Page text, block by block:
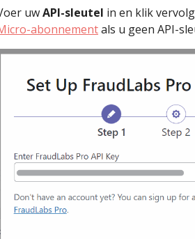
uwAPI-sleutel in en klik
abonnementals u geen API-